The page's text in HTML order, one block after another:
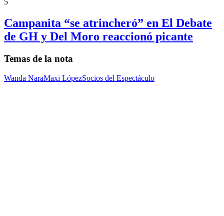
5
Campanita “se atrincheró” en El Debate
de GH y Del Moro reaccionó picante
Temas de la nota
Wanda NaraMaxi LópezSocios del Espectáculo